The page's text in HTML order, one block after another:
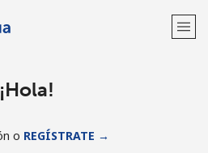
¡Hola!
o REGÍSTRATE →